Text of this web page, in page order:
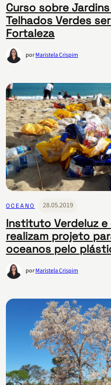
Curso sobre
Telhados Verdes
Fortaleza
porMaristela Crispim
OCEANO 28.05.2019
Instituto Verdeluz
realizam projeto
oceanos pelo
porMaristela Crispim